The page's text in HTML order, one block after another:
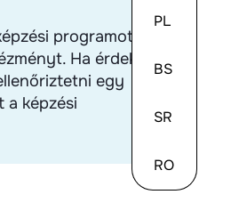
PL
BS
SR
RO
programot,
Ha érdekli
egy
a képzési